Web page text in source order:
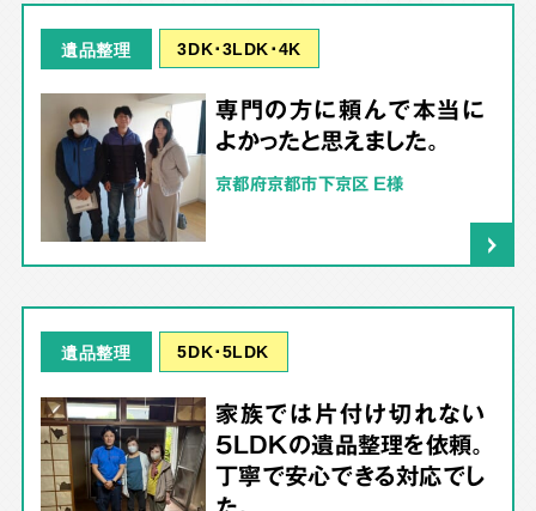
遺品整理 3DK･3LDK･4K
専門の方に頼んで本当に
よかったと思えました。
京都府京都市下京区 E様
遺品整理 5DK･5LDK
家族では片付け切れない
5LDKの遺品整理を依頼。
丁寧で安心できる対応でし